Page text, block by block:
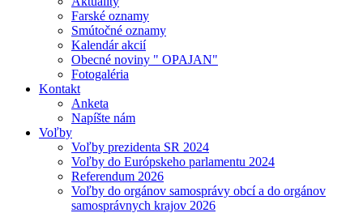
Farské oznamy
Smútočné oznamy
Kalendár akcií
Obecné noviny " OPAJAN"
Fotogaléria
Kontakt
Anketa
Napíšte nám
Voľby
Voľby prezidenta SR 2024
Voľby do Európskeho parlamentu 2024
Referendum 2026
Voľby do orgánov samosprávy obcí a do orgánov
samosprávnych krajov 2026